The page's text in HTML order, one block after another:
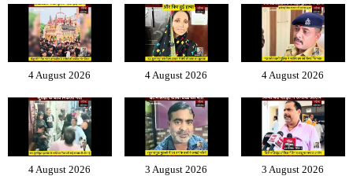
4 August 2026 4 August 2026 4 August 2026
4 August 2026 3 August 2026 3 August 2026